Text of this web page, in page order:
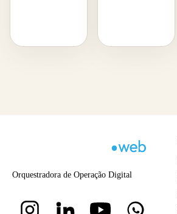
Orquestradora de Operação Digital